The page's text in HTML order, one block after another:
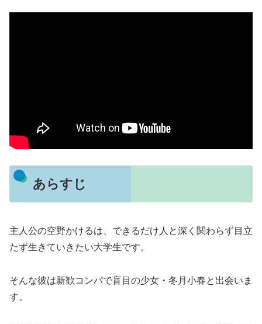
あらすじ
主人公の空野かけるは、できるだけ人と深く関わらず目立
たず生きていきたい大学生です。
そんな彼は新歓コンパで盲目の少女・冬月小春と出会いま
す。